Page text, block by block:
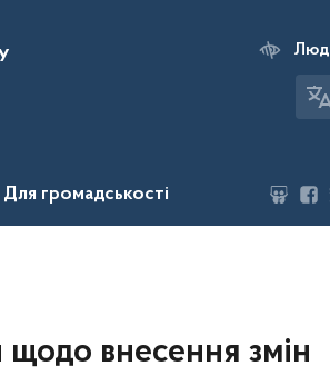
Для громадськості
внесення змін